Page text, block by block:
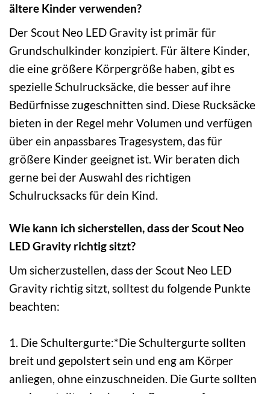
ältere Kinder verwenden?
Der Scout Neo LED Gravity ist primär für
Grundschulkinder konzipiert. Für ältere Kinder,
die eine größere Körpergröße haben, gibt es
spezielle Schulrucksäcke, die besser auf ihre
Bedürfnisse zugeschnitten sind. Diese Rucksäcke
bieten in der Regel mehr Volumen und verfügen
über ein anpassbares Tragesystem, das für
größere Kinder geeignet ist. Wir beraten dich
gerne bei der Auswahl des richtigen
Schulrucksacks für dein Kind.
Wie kann ich sicherstellen, dass der Scout Neo
LED Gravity richtig sitzt?
Um sicherzustellen, dass der Scout Neo LED
Gravity richtig sitzt, solltest du folgende Punkte
beachten:
1. Die Schultergurte:*Die Schultergurte sollten
breit und gepolstert sein und eng am Körper
anliegen, ohne einzuschneiden. Die Gurte sollten